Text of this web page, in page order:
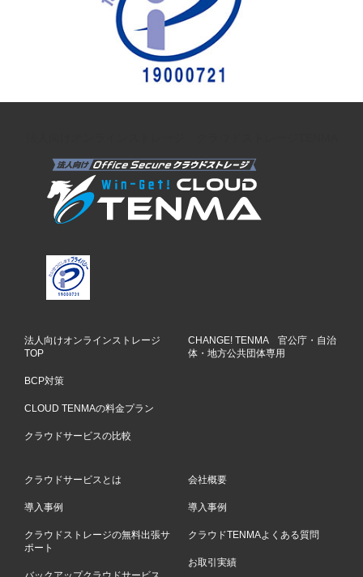
法人向けオンラインストレージ
TOP
BCP対策
CLOUD TENMAの料金プラン
クラウドサービスの比較
CHANGE! TENMA 官公庁・自治
体・地方公共団体専用
クラウドサービスとは
導入事例
クラウドストレージの無料出張サ
ポート
会社概要
導入事例
クラウドTENMAよくある質問
お取引実績